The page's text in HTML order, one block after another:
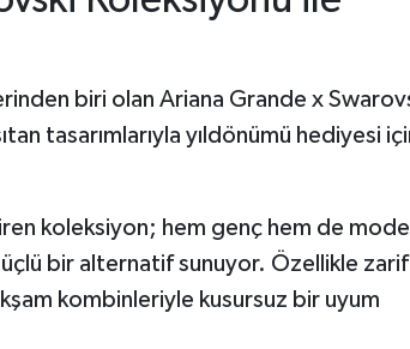
biri olan Ariana Grande x
tasarımlarıyla yıldönümü hediyesi
koleksiyon; hem genç hem de
güçlü bir alternatif sunuyor. Özellikle zarif
kombinleriyle kusursuz bir uyum